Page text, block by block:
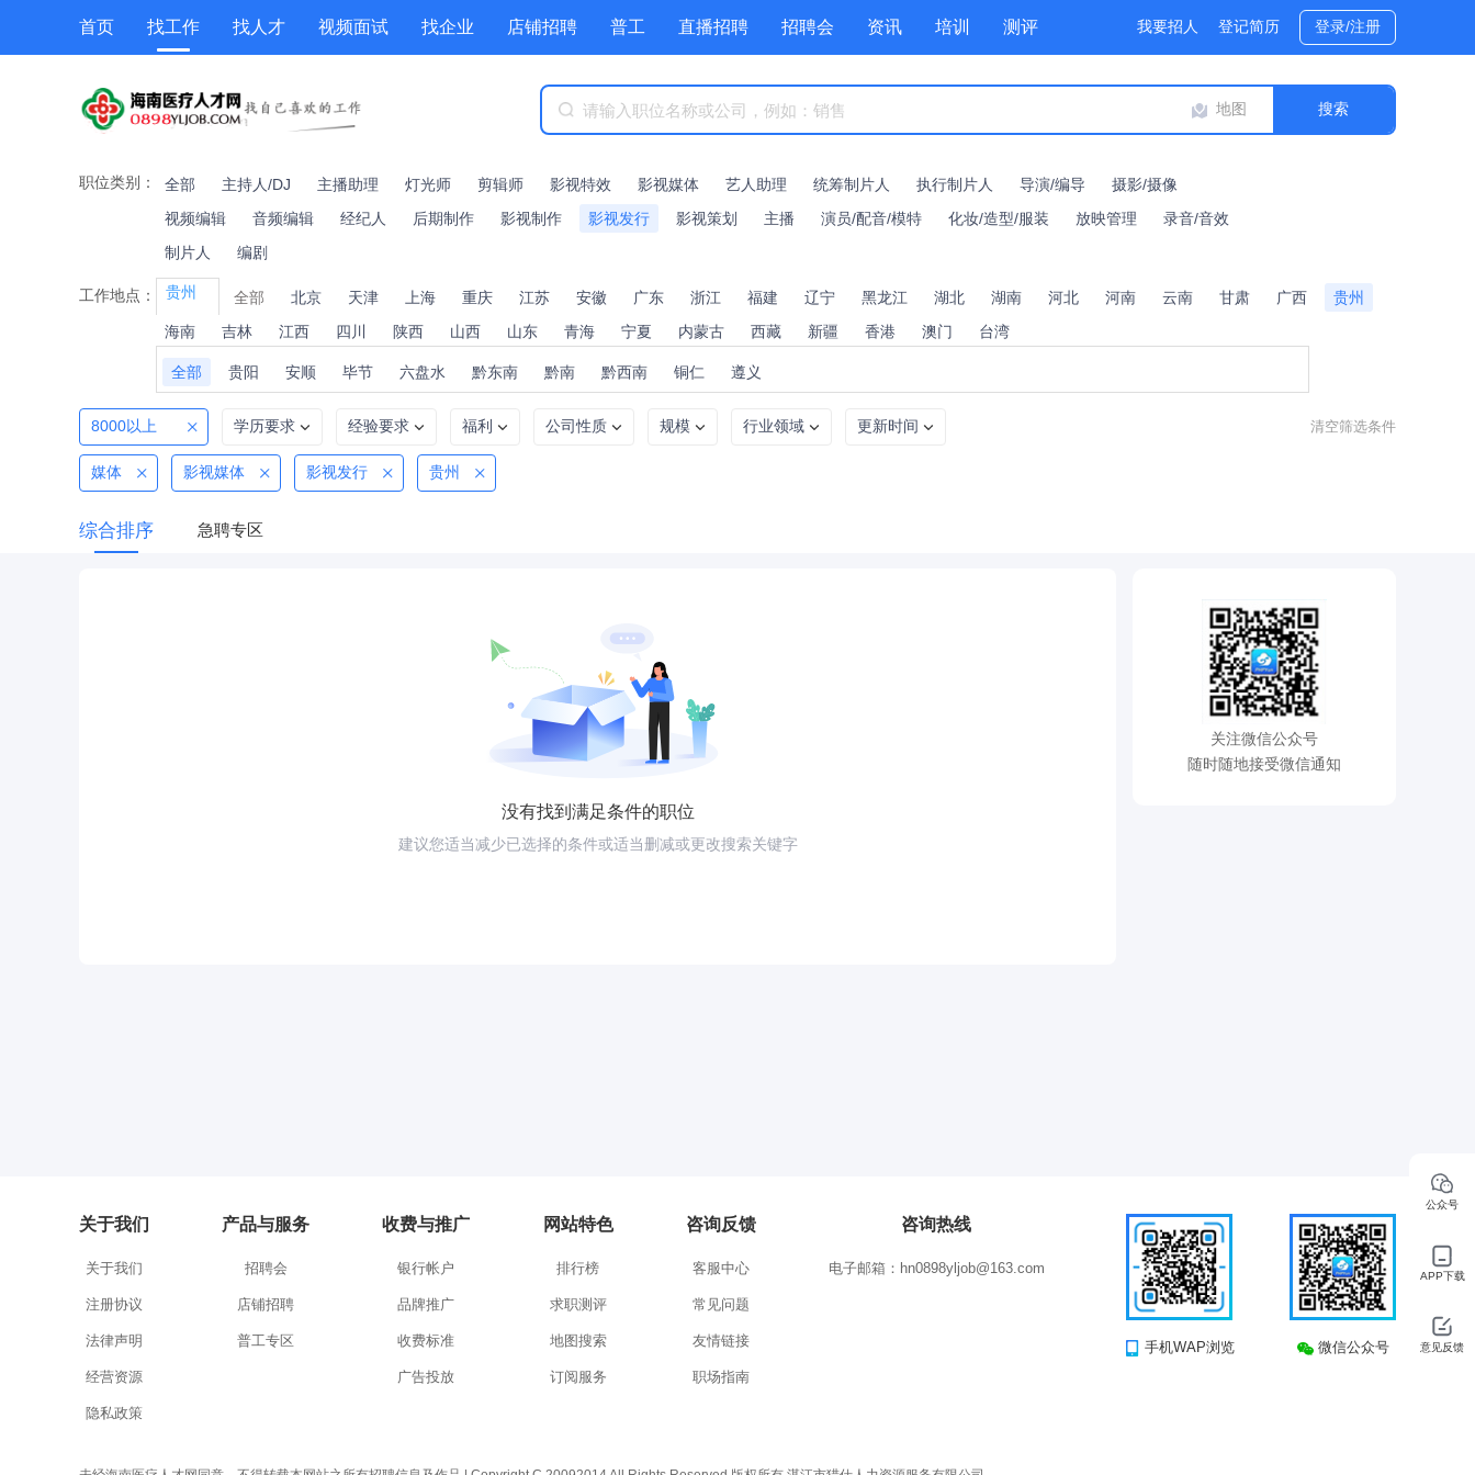
首页 找工作 找人才 视频面试 找企业 店铺招聘 普工 直播招聘 招聘会 资讯 培训 测评
商城 附近职位 工具箱 赏金招聘
我要招人 登记简历 登录/注册
地图
职位类别： 全部 主持人/DJ 主播助理 灯光师 剪辑师 影视特效 影视媒体 艺人助理 统筹制片人 执行制片人 导演/编导
摄影/摄像
视频编辑
音频编辑 经纪人 后期制作 影视制作 影视发行 影视策划 主播 演员/配音/模特 化妆/造型/服装 放映管理
录音/音效
制片人
编剧
工作地点： 贵州 全部 北京 天津 上海 重庆 江苏 安徽 广东 浙江 福建 辽宁 黑龙江 湖北 湖南 河北 河南 云南 甘肃 广西
贵州
海南
吉林 江西 四川 陕西 山西 山东 青海 宁夏 内蒙古 西藏 新疆 香港 澳门 台湾
全部 贵阳 安顺 毕节 六盘水 黔东南 黔南 黔西南 铜仁 遵义
8000以上 学历要求 经验要求 福利 公司性质 规模 行业领域 更新时间
媒体 影视媒体 影视发行 贵州
清空筛选条件
综合排序 急聘专区
没有找到满足条件的职位
建议您适当减少已选择的条件或适当删减或更改搜索关键字
关注微信公众号
随时随地接受微信通知
关于我们
关于我们
注册协议
法律声明
经营资源
隐私政策
产品与服务
招聘会
店铺招聘
普工专区
收费与推广
银行帐户
品牌推广
收费标准
广告投放
网站特色
排行榜
求职测评
地图搜索
订阅服务
咨询反馈
客服中心
常见问题
友情链接
职场指南
咨询热线
电子邮箱：hn0898yljob@163.com
手机WAP浏览 微信公众号
公众号
APP下载
意见反馈